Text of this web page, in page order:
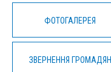
ФОТОГАЛЕРЕЯ
ЗВЕРНЕННЯ ГРОМАДЯН